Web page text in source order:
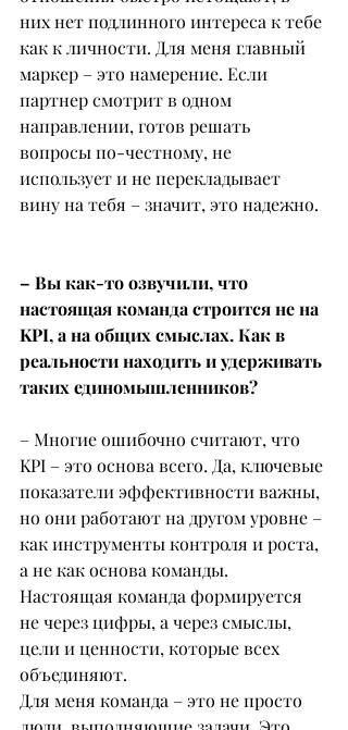
них нет подлинного интереса к тебе
как к личности. Для меня главный
маркер – это намерение. Если
партнер смотрит в одном
направлении, готов решать
вопросы по-честному, не
использует и не перекладывает
вину на тебя – значит, это надежно.
– Вы как-то озвучили, что
настоящая команда строится не на
KPI, а на общих смыслах. Как в
реальности находить и удерживать
таких единомышленников?
– Многие ошибочно считают, что
KPI – это основа всего. Да, ключевые
показатели эффективности важны,
но они работают на другом уровне –
как инструменты контроля и роста,
а не как основа команды.
Настоящая команда формируется
не через цифры, а через смыслы,
цели и ценности, которые всех
объединяют.
Для меня команда – это не просто